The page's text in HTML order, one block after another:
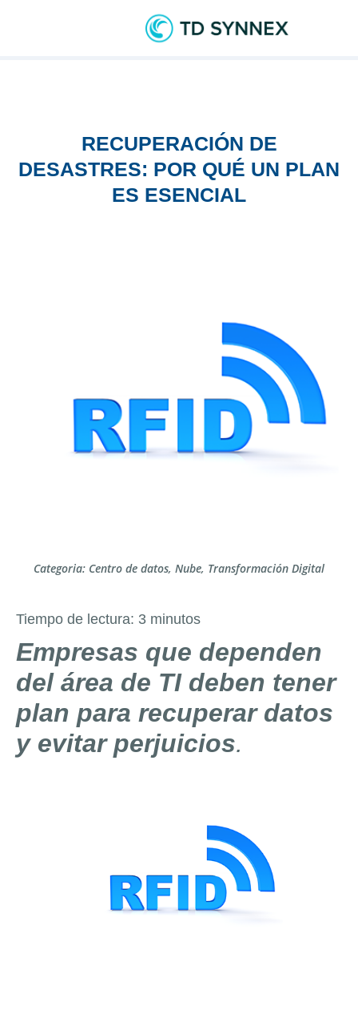
RECUPERACIÓN DE
DESASTRES: POR QUÉ UN PLAN
ES ESENCIAL
Categoria: Centro de datos, Nube, Transformación Digital
Tiempo de lectura: 3 minutos
Empresas que dependen
del área de TI deben tener
plan para recuperar datos
y evitar perjuicios.